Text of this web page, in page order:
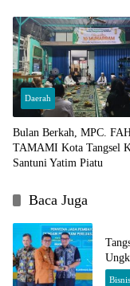
Daerah
Bulan Berkah, MPC.
TAMAMI Kota Tangsel
Santuni Yatim Piatu
Baca Juga
Bisnis